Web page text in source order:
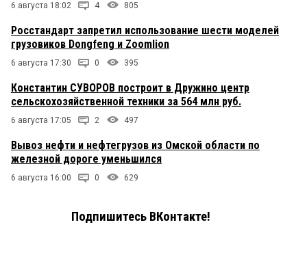
6 августа 18:02 4 805
Росстандарт запретил использование шести моделей
грузовиков Dongfeng и Zoomlion
6 августа 17:30 0 395
Константин СУВОРОВ построит в Дружино центр
сельскохозяйственной техники за 564 млн руб.
6 августа 17:05 2 497
Вывоз нефти и нефтегрузов из Омской области по
железной дороге уменьшился
6 августа 16:00 0 629
Подпишитесь ВКонтакте!